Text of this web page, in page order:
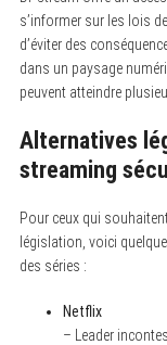
s’informer sur les lois
d’éviter des
dans un paysage
peuvent atteindre
Alternatives
streaming
Pour ceux qui
législation, voici
des séries :
Netflix
– Leader